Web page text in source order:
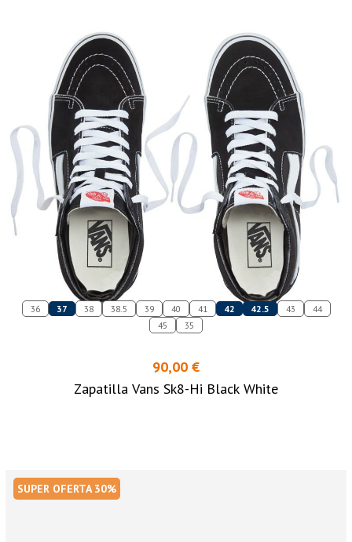
36 37 38 38.5 39 40 41 42 42.5 43
44
45
35
90,00 €
Zapatilla Vans Sk8-Hi Black White
SUPER OFERTA 30%